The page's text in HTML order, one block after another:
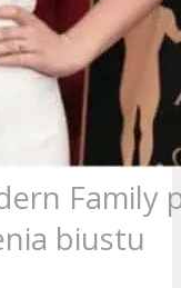
Family
biustu